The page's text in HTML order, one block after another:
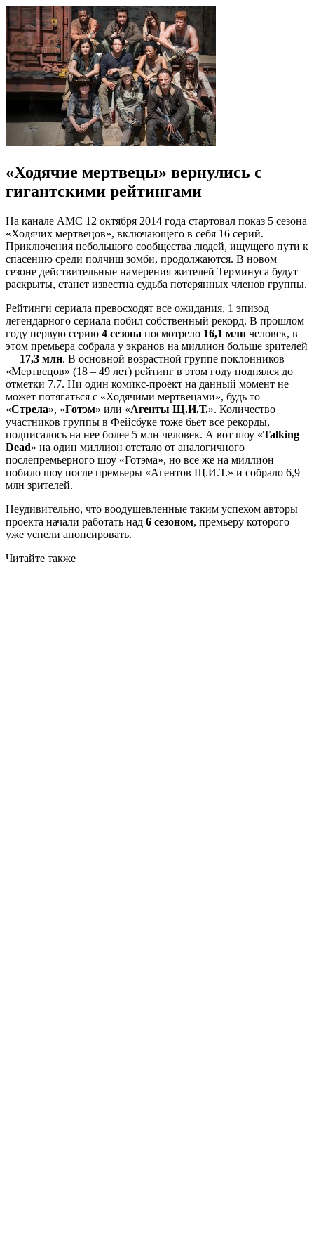
«Ходячие мертвецы» вернулись с
гигантскими рейтингами
На канале АМС 12 октября 2014 года стартовал показ 5 сезона
«Ходячих мертвецов», включающего в себя 16 серий.
Приключения небольшого сообщества людей, ищущего пути к
спасению среди полчищ зомби, продолжаются. В новом
сезоне действительные намерения жителей Терминуса будут
раскрыты, станет известна судьба потерянных членов группы.
Рейтинги сериала превосходят все ожидания, 1 эпизод
легендарного сериала побил собственный рекорд. В прошлом
году первую серию 4 сезона посмотрело 16,1 млн человек, в
этом премьера собрала у экранов на миллион больше зрителей
— 17,3 млн. В основной возрастной группе поклонников
«Мертвецов» (18 – 49 лет) рейтинг в этом году поднялся до
отметки 7.7. Ни один комикс-проект на данный момент не
может потягаться с «Ходячими мертвецами», будь то
«Стрела», «Готэм» или «Агенты Щ.И.Т.». Количество
участников группы в Фейсбуке тоже бьет все рекорды,
подписалось на нее более 5 млн человек. А вот шоу «Talking
Dead» на один миллион отстало от аналогичного
послепремьерного шоу «Готэма», но все же на миллион
побило шоу после премьеры «Агентов Щ.И.Т.» и собрало 6,9
млн зрителей.
Неудивительно, что воодушевленные таким успехом авторы
проекта начали работать над 6 сезоном, премьеру которого
уже успели анонсировать.
Читайте также